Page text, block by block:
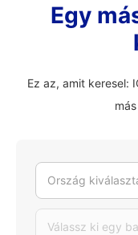
Egy
Ez az, amit keresel:
Ország
Válassz ki egy